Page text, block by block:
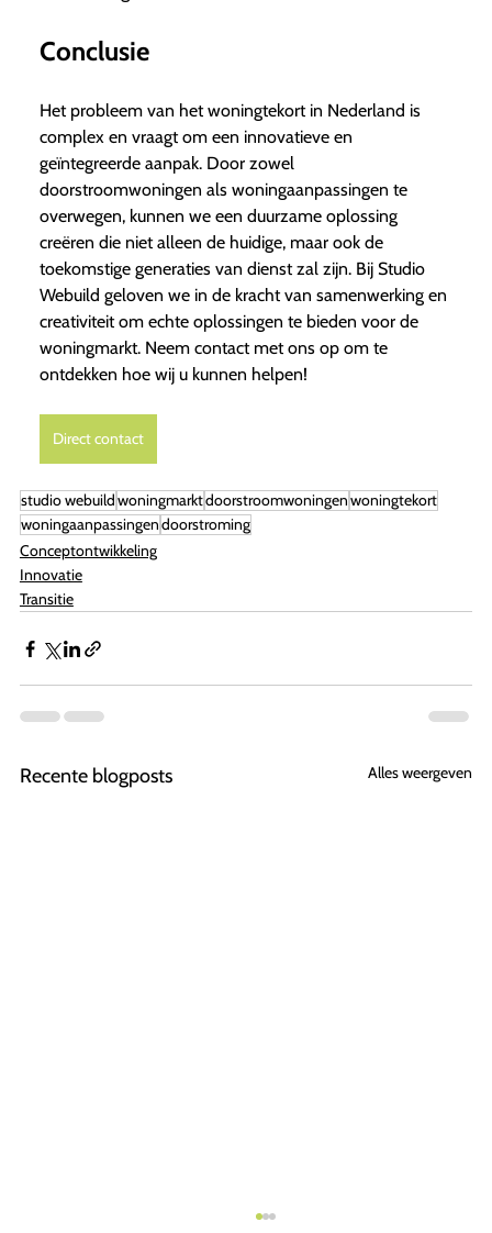
Conclusie
Het probleem van het woningtekort in Nederland is
complex en vraagt om een innovatieve en
geïntegreerde aanpak. Door zowel
doorstroomwoningen als woningaanpassingen te
overwegen, kunnen we een duurzame oplossing
creëren die niet alleen de huidige, maar ook de
toekomstige generaties van dienst zal zijn. Bij Studio
Webuild geloven we in de kracht van samenwerking en
creativiteit om echte oplossingen te bieden voor de
woningmarkt. Neem contact met ons op om te
ontdekken hoe wij u kunnen helpen!
Direct contact
studio webuildwoningmarktdoorstroomwoningenwoningtekort
woningaanpassingendoorstroming
Conceptontwikkeling
Innovatie
Transitie
Recente blogposts Alles weergeven